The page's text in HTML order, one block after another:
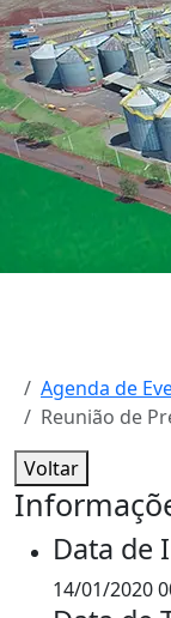
Agenda de
Reunião de
Voltar
Data de
14/01/2020